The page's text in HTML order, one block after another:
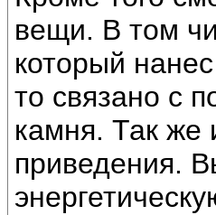
вещи. В том
который
то связано с
камня. Так же
приведения.